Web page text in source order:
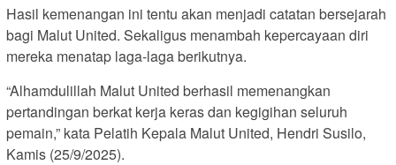
Hasil kemenangan ini tentu akan menjadi catatan bersejarah
bagi Malut United. Sekaligus menambah kepercayaan diri
mereka menatap laga-laga berikutnya.
“Alhamdulillah Malut United berhasil memenangkan
pertandingan berkat kerja keras dan kegigihan seluruh
pemain,” kata Pelatih Kepala Malut United, Hendri Susilo,
Kamis (25/9/2025).